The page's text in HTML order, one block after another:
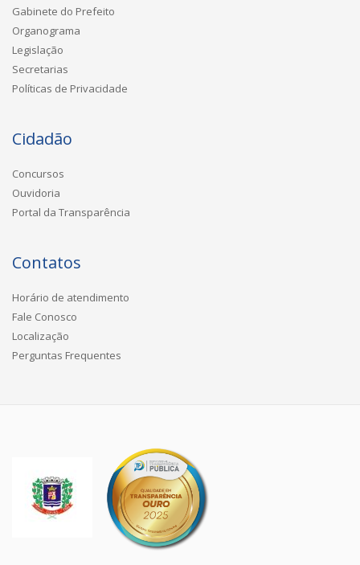
Gabinete do Prefeito
Organograma
Legislação
Secretarias
Políticas de Privacidade
Cidadão
Concursos
Ouvidoria
Portal da Transparência
Contatos
Horário de atendimento
Fale Conosco
Localização
Perguntas Frequentes